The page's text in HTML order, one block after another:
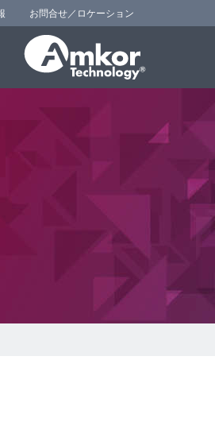
お問合せ／ロケーション